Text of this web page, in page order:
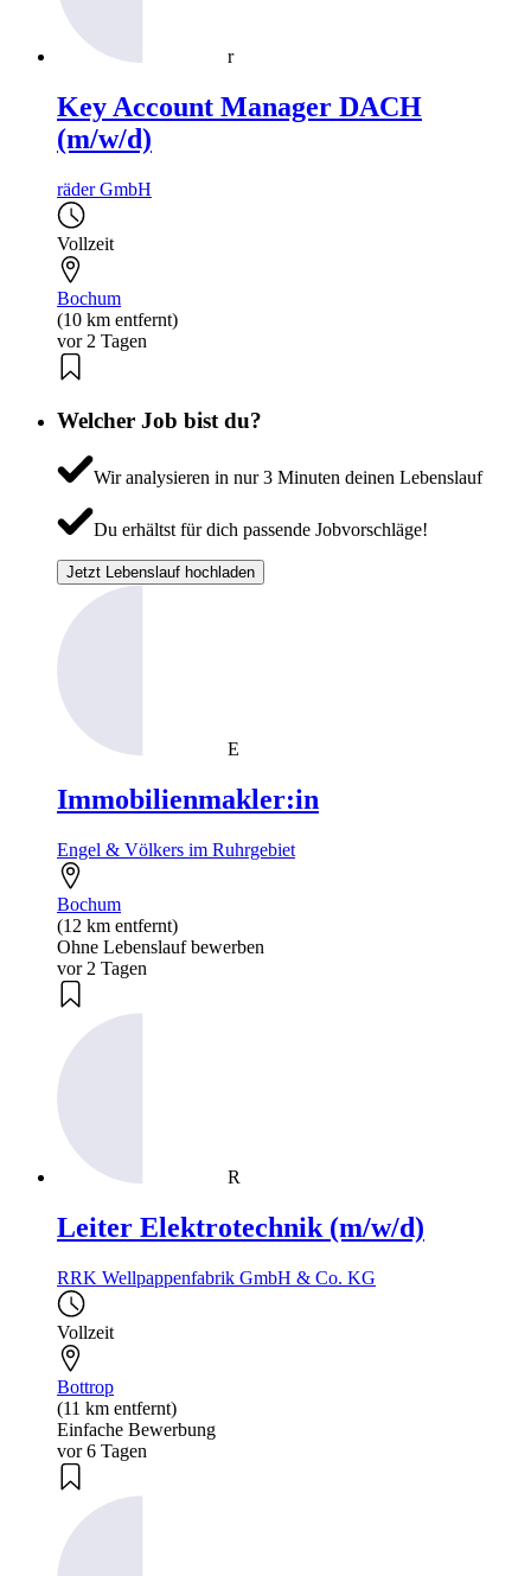
r
Key Account Manager DACH
(m/w/d)
räder GmbH
Vollzeit
Bochum
(10 km entfernt)
vor 2 Tagen
Welcher Job bist du?
Wir analysieren in nur 3 Minuten deinen Lebenslauf
Du erhältst für dich passende Jobvorschläge!
Jetzt Lebenslauf hochladen
E
Immobilienmakler:in
Engel & Völkers im Ruhrgebiet
Bochum
(12 km entfernt)
Ohne Lebenslauf bewerben
vor 2 Tagen
R
Leiter Elektrotechnik (m/w/d)
RRK Wellpappenfabrik GmbH & Co. KG
Vollzeit
Bottrop
(11 km entfernt)
Einfache Bewerbung
vor 6 Tagen